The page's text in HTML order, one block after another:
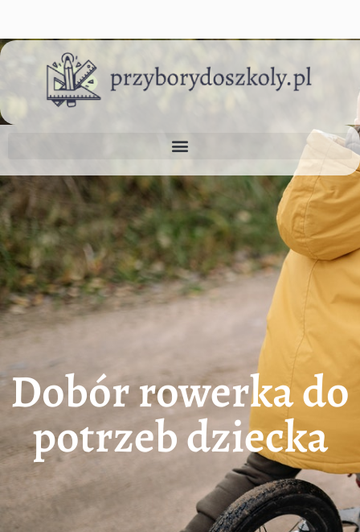
Dobór rowerka do
potrzeb dziecka